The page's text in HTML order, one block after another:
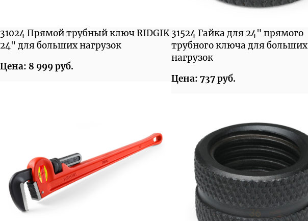
31024 Прямой трубный ключ RIDGIK
24" для больших нагрузок
Цена: 8 999 руб.
31524 Гайка для 24" прямого
трубного ключа для больших
нагрузок
Цена: 737 руб.